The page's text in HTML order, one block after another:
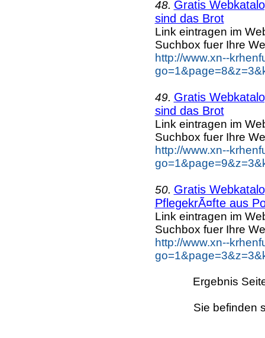
48. Gratis
sind das Brot
Link eintragen im
Suchbox fuer Ihre
http://www.xn--
49. Gratis
sind das Brot
Link eintragen im
Suchbox fuer Ihre
http://www.xn--
50. Gratis
PflegekrÃ¤fte aus
Link eintragen im
Suchbox fuer Ihre
http://www.xn--
Ergebnis
Sie befinden